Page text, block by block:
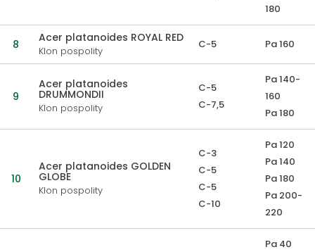
180
8 Acer platanoides ROYAL RED
Klon pospolity
C-5 Pa 160
9
Acer platanoides
DRUMMONDII
Klon pospolity
C-5
C-7,5
Pa 140-
160
Pa 180
10
Acer platanoides GOLDEN
GLOBE
Klon pospolity
C-3
C-5
C-5
C-10
Pa 120
Pa 140
Pa 180
Pa 200-
220
Pa 40